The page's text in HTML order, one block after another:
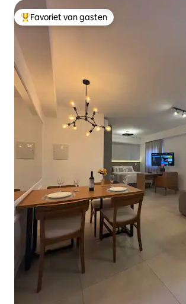
Topfavoriet van gasten
Favoriet van gasten